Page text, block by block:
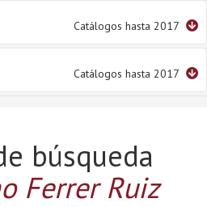
Catálogos hasta 2017
Catálogos hasta 2017
búsqueda
Ferrer Ruiz